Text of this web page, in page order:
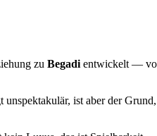
zu Begadi entwickelt —
ist aber der